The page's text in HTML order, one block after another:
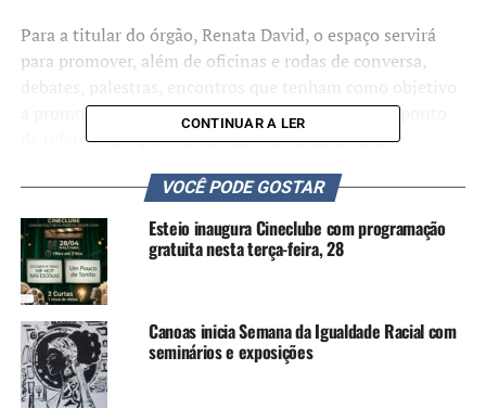
Para a titular do órgão, Renata David, o espaço servirá
para promover, além de oficinas e rodas de conversa,
a promoção da igualdade racial e servir como um ponto
de referência. “Queremos trazer artistas, líderes
trabalho nesta área e que terão aqui um espaço digno e
adequado para reunir as pessoas e promover
conhecimento e conscientização”, informou.
A sala da Coordenadoria fica no prédio da Secretaria
Municipal de Captação de Recursos, no pátio interno da
sede da Prefeitura, na Avenida Flores da Cunha, nº 2209.
O contato é feito pelo Whatsapp 51 98606-3319, ou pelo
e-mailcpircachoeirinhars@gmail.com
CONTINUAR A LER
VOCÊ PODE GOSTAR
Esteio inaugura Cineclube com programação
gratuita nesta terça-feira, 28
Canoas inicia Semana da Igualdade Racial com
seminários e exposições